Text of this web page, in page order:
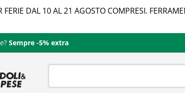
FERIE DAL 10 AL 21 AGOSTO COMPRESI.
Sempre -5% extra